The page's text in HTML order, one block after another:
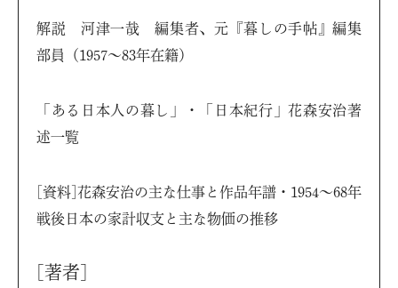
解説 河津一哉 編集者、元『暮しの手帖』編集
部員（1957〜83年在籍）
「ある日本人の暮し」・「日本紀行」花森安治著
述一覧
[資料]花森安治の主な仕事と作品年譜・1954〜68年
戦後日本の家計収支と主な物価の推移
[著者]